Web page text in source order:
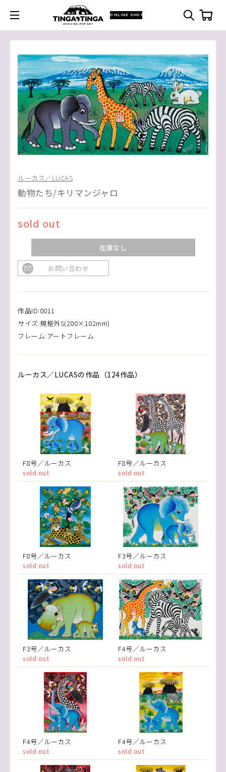
ONLINE SHOP
ルーカス／LUCAS
動物たち/キリマンジャロ
sold out
在庫なし
お問い合わせ
作品ID:0011
サイズ:規格外S(200×102mm)
フレーム:アートフレーム
ルーカス／LUCASの作品（124作品）
F8号／ルーカス
sold out
F8号／ルーカス
sold out
F8号／ルーカス
sold out
F3号／ルーカス
sold out
F3号／ルーカス
sold out
F4号／ルーカス
sold out
F4号／ルーカス
sold out
F4号／ルーカス
sold out